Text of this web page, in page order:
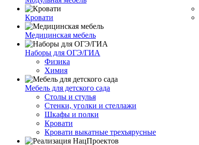
Кровати
Медицинская мебель
Наборы для ОГЭ/ГИА
Физика
Химия
Мебель для детского сада
Столы и стулья
Стенки, уголки и стеллажи
Шкафы и полки
Кровати
Кровати выкатные трехъярусные